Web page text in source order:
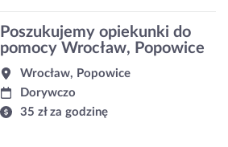
Poszukujemy opiekunki do
pomocy Wrocław, Popowice
Wrocław, Popowice
Dorywczo
35 zł za godzinę